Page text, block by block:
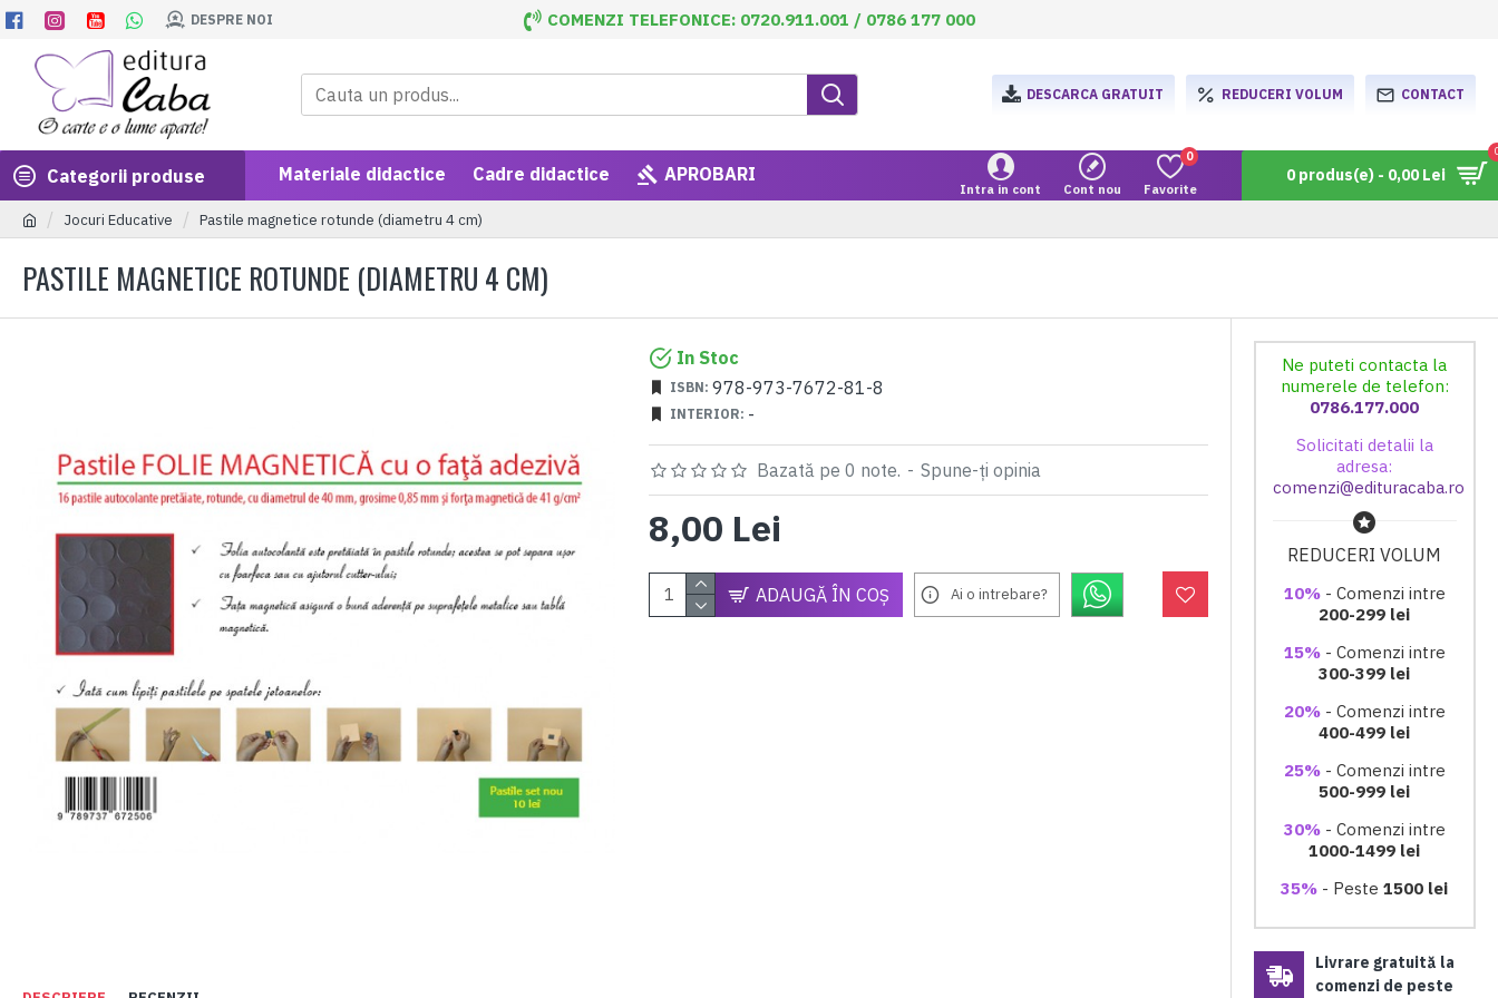
DESPRE NOI COMENZI TELEFONICE: 0720.911.001 / 0786 177 000
DESCARCA GRATUIT REDUCERI VOLUM CONTACT
Categorii produse Materiale didactice Cadre didactice APROBARI
Intra in cont Cont nou Favorite
0
0 produs(e) - 0,00 Lei
Jocuri Educative Pastile magnetice rotunde (diametru 4 cm)
PASTILE MAGNETICE ROTUNDE (DIAMETRU 4 CM)
In Stoc
ISBN: 978-973-7672-81-8
INTERIOR: -
Bazată pe 0 note. - Spune-ţi opinia
8,00 Lei
ADAUGĂ ÎN COŞ Ai o intrebare?
Ne puteti contacta la
numerele de telefon:
0786.177.000
Solicitati detalii la
adresa:
comenzi@edituracaba.ro
REDUCERI VOLUM
10%- Comenzi intre
200-299 lei
15%- Comenzi intre
300-399 lei
20%- Comenzi intre
400-499 lei
25%- Comenzi intre
500-999 lei
30%- Comenzi intre
1000-1499 lei
35% - Peste1500 lei
Livrare gratuită la
comenzi de peste